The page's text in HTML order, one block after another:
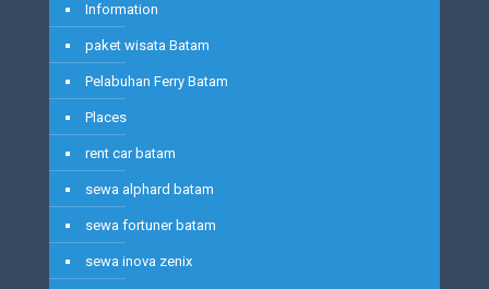
Information
paket wisata Batam
Pelabuhan Ferry Batam
Places
rent car batam
sewa alphard batam
sewa fortuner batam
sewa inova zenix